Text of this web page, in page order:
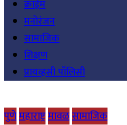
क्राईम
मनोरंजन
सामाजिक
शिक्षण
प्रायव्हसी पॉलिसी
पुणेमहाराष्ट्रमावळसामाजिक